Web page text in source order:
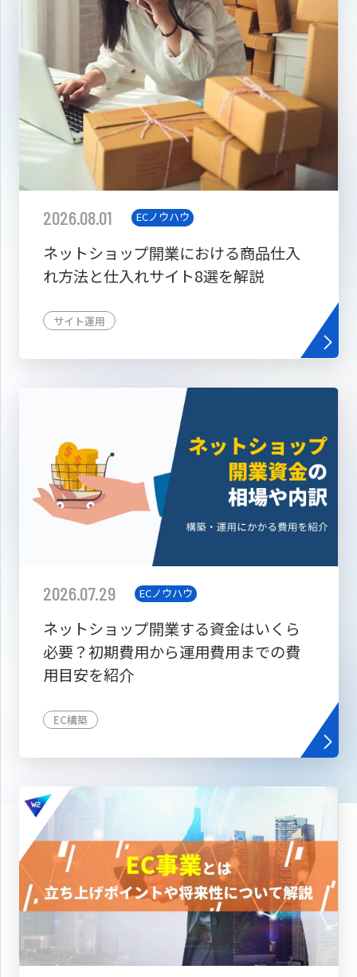
2026.08.01 ECノウハウ
ネットショップ開業における商品仕入
れ方法と仕入れサイト8選を解説
サイト運用
2026.07.29 ECノウハウ
ネットショップ開業する資金はいくら
必要？初期費用から運用費用までの費
用目安を紹介
EC構築